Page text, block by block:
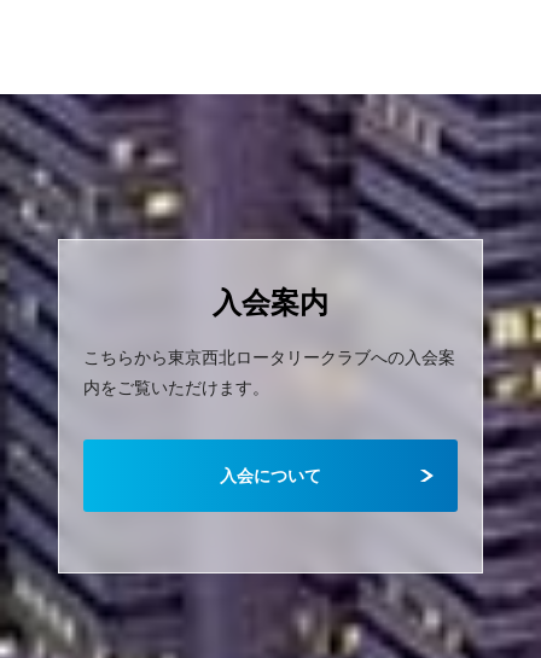
入会案内
こちらから東京西北ロータリークラブへの入会案
内をご覧いただけます。
入会について